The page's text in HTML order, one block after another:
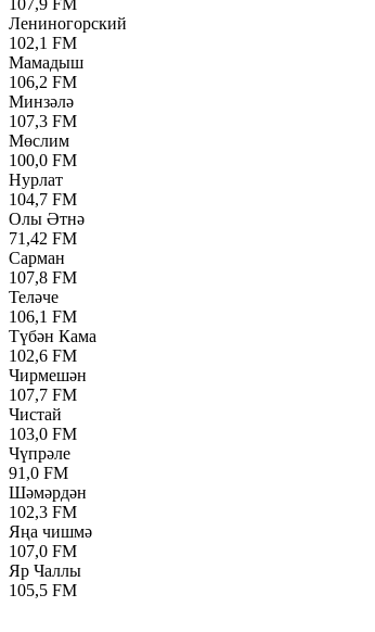
107,9 FM
Лениногорский
102,1 FM
Мамадыш
106,2 FM
Минзәлә
107,3 FM
Мөслим
100,0 FM
Нурлат
104,7 FM
Олы Әтнә
71,42 FM
Сарман
107,8 FM
Теләче
106,1 FM
Түбән Кама
102,6 FM
Чирмешән
107,7 FM
Чистай
103,0 FM
Чүпрәле
91,0 FM
Шәмәрдән
102,3 FM
Яңа чишмә
107,0 FM
Яр Чаллы
105,5 FM